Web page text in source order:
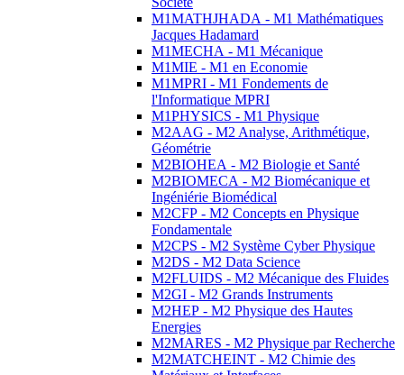
M1MATHJHADA - M1 Mathématiques
Jacques Hadamard
M1MECHA - M1 Mécanique
M1MIE - M1 en Economie
M1MPRI - M1 Fondements de
l'Informatique MPRI
M1PHYSICS - M1 Physique
M2AAG - M2 Analyse, Arithmétique,
Géométrie
M2BIOHEA - M2 Biologie et Santé
M2BIOMECA - M2 Biomécanique et
Ingéniérie Biomédical
M2CFP - M2 Concepts en Physique
Fondamentale
M2CPS - M2 Système Cyber Physique
M2DS - M2 Data Science
M2FLUIDS - M2 Mécanique des Fluides
M2GI - M2 Grands Instruments
M2HEP - M2 Physique des Hautes
Energies
M2MARES - M2 Physique par Recherche
M2MATCHEINT - M2 Chimie des